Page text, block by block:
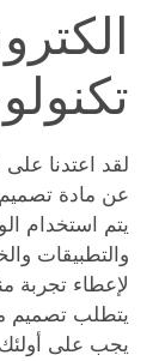
لقد اعتدنا
عن مادة تصميم
يتم استخدام
والتطبيقات
لإعطاء تجربة
يتطلب تصميم
يجب على